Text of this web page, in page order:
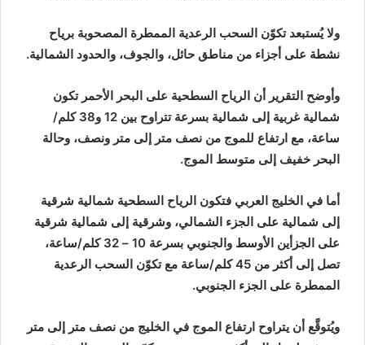
ولا يُستبعد تكوّن السحب الرعدية الممطرة المصحوبة برياح
نشطة على أجزاء من مناطق حائل، والجوف، والحدود الشمالية.
وأوضح التقرير أن الرياح السطحية على البحر الأحمر تكون
شمالية غربية إلى شمالية بسرعة تتراوح بين 12 و38 كلم/
ساعة، مع ارتفاع للموج من نصف متر إلى متر ونصف، وحالة
البحر خفيف إلى متوسط الموج.
أما في الخليج العربي فتكون الرياح السطحية شمالية شرقية
إلى شمالية على الجزء الشمالي، وشرقية إلى شمالية شرقية
على الجزأين الأوسط والجنوبي بسرعة 10 – 32 كلم/ساعة،
تصل إلى أكثر من 45 كلم/ساعة مع تكوّن السحب الرعدية
الممطرة على الجزء الجنوبي.
ويُتوقَّع أن يتراوح ارتفاع الموج في الخليج من نصف متر إلى متر